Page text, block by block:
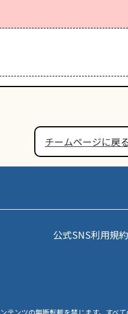
チームページに戻る
公式SNS利用規約